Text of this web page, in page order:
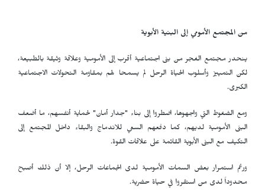
من المجتمع الأمومي إلى البنية الأبوية
ينحدر مجتمع الغجر من بنى اجتماعية أقرب إلى الأمومية وعلاقة وثيقة بالطبيعة،
لكن التمييز وأسلوب الحياة الرحل لم يسمحا لهم بمقاومة التحولات الاجتماعية
الكبرى.
ومع الضغوط التي واجهوها، اضطروا إلى بناء "جدار أمان" لحماية أنفسهم، ما أضعف
البنى الأمومية لديهم، كما دفعهم السعي للاندماج والبقاء داخل المجتمع إلى
التكيف مع البنى الأبوية القائمة على علاقات القوة.
ورغم استمرار بعض السمات الأمومية لدى الجماعات الرحل، إلا أن ذلك أصبح
محدوداً لدى من استقروا في حياة حضرية.